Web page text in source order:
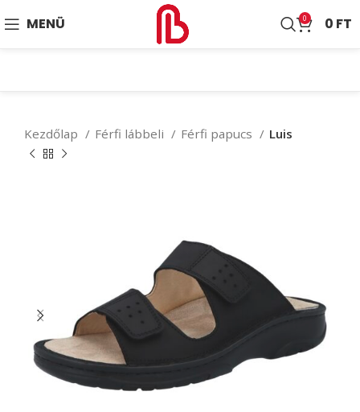
MENÜ 0 0 FT
Kezdőlap Férfi lábbeli Férfi papucs Luis